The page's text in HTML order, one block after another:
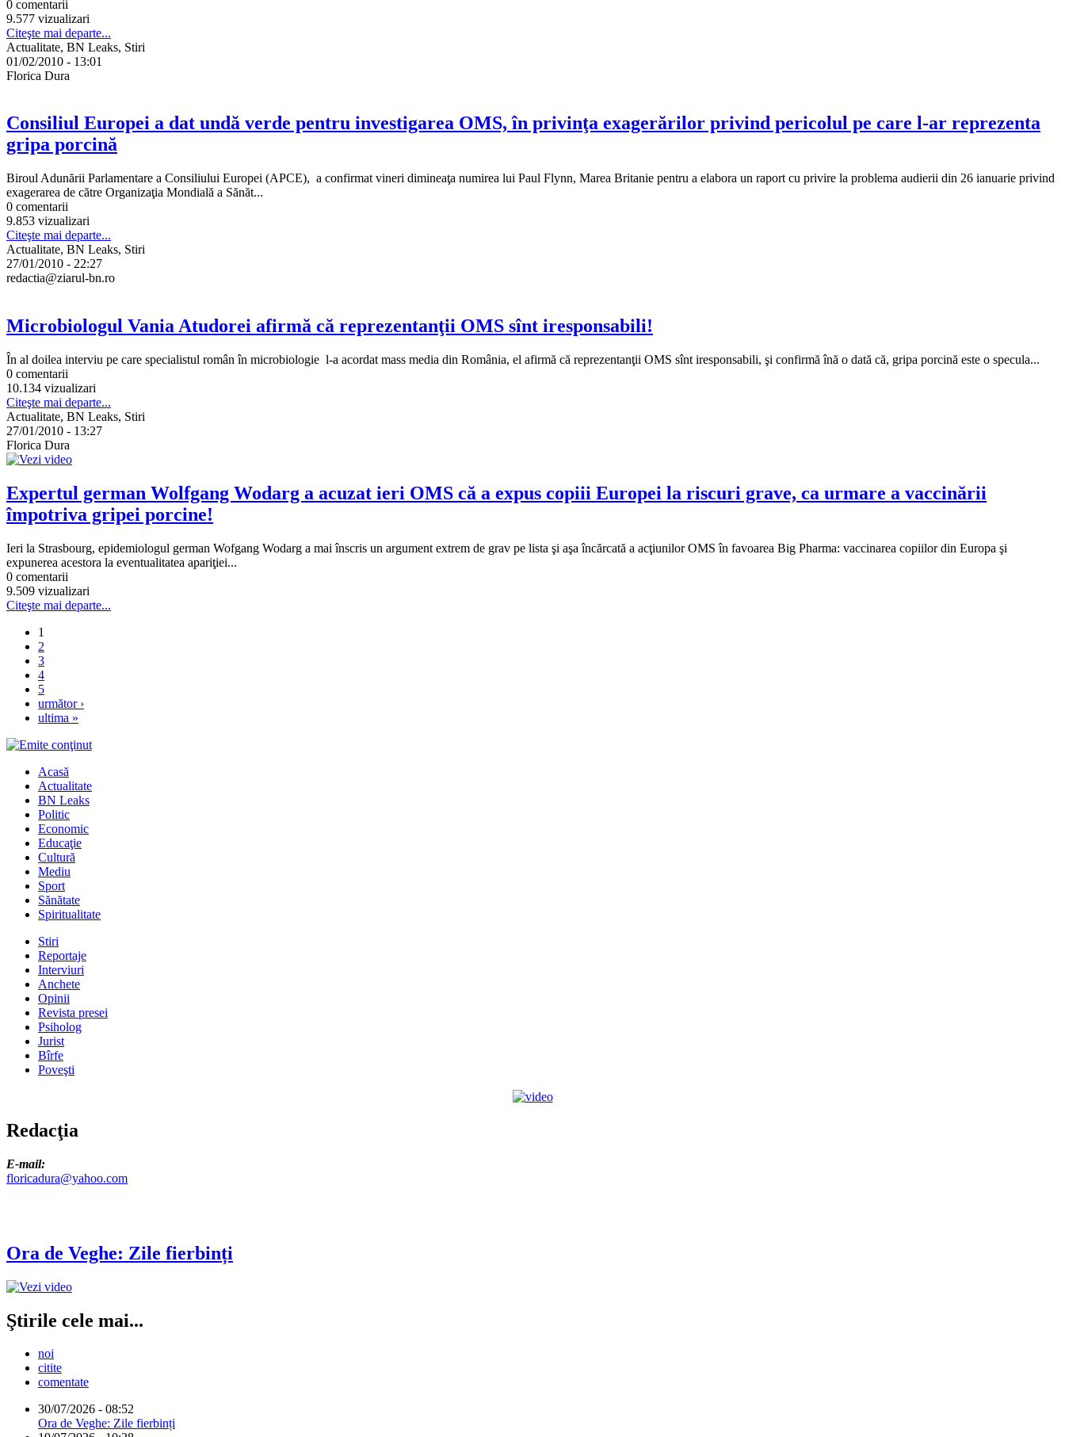
0 comentarii
9.577 vizualizari
Citeşte mai departe...
Actualitate, BN Leaks, Stiri
01/02/2010 - 13:01
Florica Dura
Consiliul Europei a dat undă verde pentru investigarea OMS, în privinţa exagerărilor privind pericolul pe care l-ar reprezenta
gripa porcină
Biroul Adunării Parlamentare a Consiliului Europei (APCE), a confirmat vineri dimineaţa numirea lui Paul Flynn, Marea Britanie pentru a elabora un raport cu privire la problema audierii din 26 ianuarie privind
exagerarea de către Organizaţia Mondială a Sănăt...
0 comentarii
9.853 vizualizari
Citeşte mai departe...
Actualitate, BN Leaks, Stiri
27/01/2010 - 22:27
redactia@ziarul-bn.ro
Microbiologul Vania Atudorei afirmă că reprezentanţii OMS sînt iresponsabili!
În al doilea interviu pe care specialistul român în microbiologie l-a acordat mass media din România, el afirmă că reprezentanţii OMS sînt iresponsabili, şi confirmă înă o dată că, gripa porcină este o specula...
0 comentarii
10.134 vizualizari
Citeşte mai departe...
Actualitate, BN Leaks, Stiri
27/01/2010 - 13:27
Florica Dura
Expertul german Wolfgang Wodarg a acuzat ieri OMS că a expus copiii Europei la riscuri grave, ca urmare a vaccinării
împotriva gripei porcine!
Ieri la Strasbourg, epidemiologul german Wofgang Wodarg a mai înscris un argument extrem de grav pe lista şi aşa încărcată a acţiunilor OMS în favoarea Big Pharma: vaccinarea copiilor din Europa şi
expunerea acestora la eventualitatea apariţiei...
0 comentarii
9.509 vizualizari
Citeşte mai departe...
1
2
3
4
5
următor ›
ultima »
Acasă
Actualitate
BN Leaks
Politic
Economic
Educaţie
Cultură
Mediu
Sport
Sănătate
Spiritualitate
Stiri
Reportaje
Interviuri
Anchete
Opinii
Revista presei
Psiholog
Jurist
Bîrfe
Poveşti
Redacţia
E-mail:
floricadura@yahoo.com
Ora de Veghe: Zile fierbinți
Ştirile cele mai...
noi
citite
comentate
30/07/2026 - 08:52
Ora de Veghe: Zile fierbinți